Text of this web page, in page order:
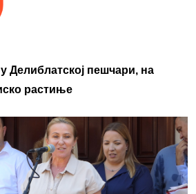
Делиблатској пешчари, на
растиње